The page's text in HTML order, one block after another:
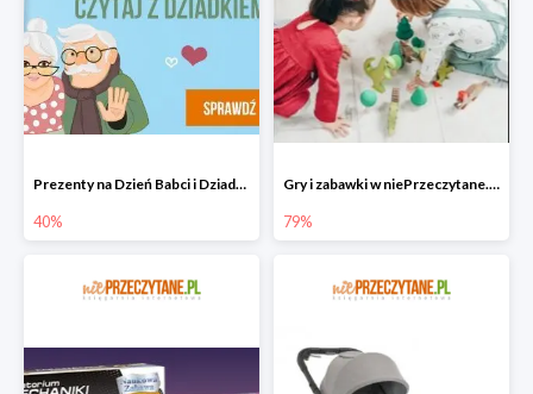
Prezenty na Dzień Babci i Dziadka w niePrzeczytane.pl do -40%
40%
Gry i zabawki w niePrzeczytane.pl do -79%
79%